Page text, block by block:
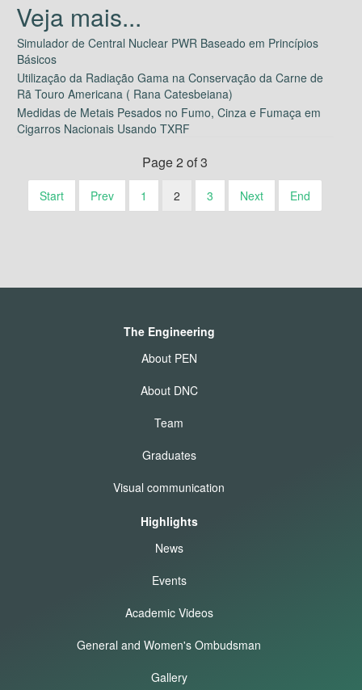
Simulador de Central Nuclear PWR Baseado em Princípios
Básicos
Utilização da Radiação Gama na Conservação da Carne de
Rã Touro Americana ( Rana Catesbeiana)
Medidas de Metais Pesados no Fumo, Cinza e Fumaça em
Cigarros Nacionais Usando TXRF
Page 2 of 3
Start Prev 1 2 3 Next End
The Engineering
About PEN
About DNC
Team
Graduates
Visual communication
Highlights
News
Events
Academic Videos
General and Women's Ombudsman
Gallery